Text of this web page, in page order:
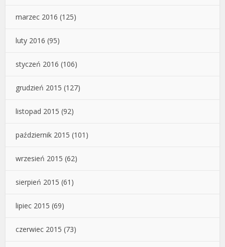
marzec 2016 (125)
luty 2016 (95)
styczeń 2016 (106)
grudzień 2015 (127)
listopad 2015 (92)
październik 2015 (101)
wrzesień 2015 (62)
sierpień 2015 (61)
lipiec 2015 (69)
czerwiec 2015 (73)